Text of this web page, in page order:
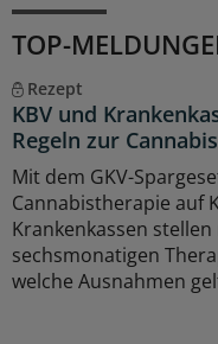
TOP-
Rezept
KBV und
Regeln zur
Mit dem GKV-
Cannabistherapie auf
Krankenkassen
sechsmonatigen
welche Ausnahmen